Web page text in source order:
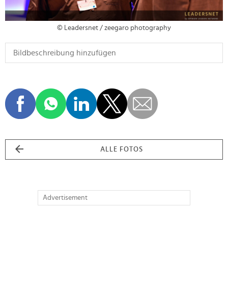
© Leadersnet / zeegaro photography
ALLE FOTOS
Advertisement